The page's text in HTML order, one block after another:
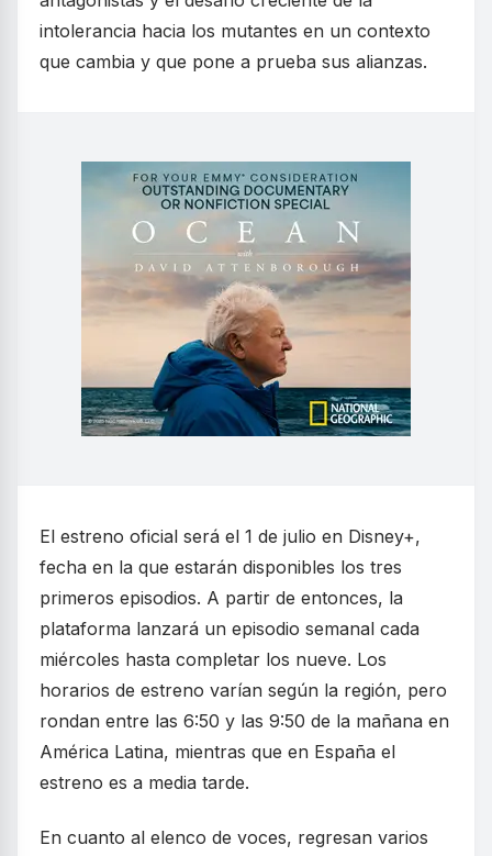
intolerancia hacia los mutantes en un contexto
que cambia y que pone a prueba sus alianzas.
El estreno oficial será el 1 de julio en Disney+,
fecha en la que estarán disponibles los tres
primeros episodios. A partir de entonces, la
plataforma lanzará un episodio semanal cada
miércoles hasta completar los nueve. Los
horarios de estreno varían según la región, pero
rondan entre las 6:50 y las 9:50 de la mañana en
América Latina, mientras que en España el
estreno es a media tarde.
En cuanto al elenco de voces, regresan varios